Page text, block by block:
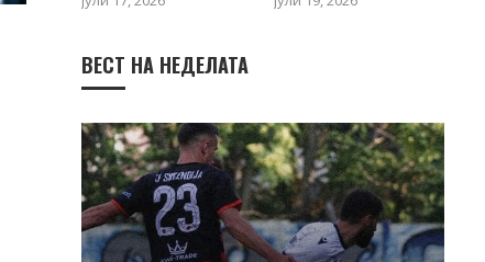
ВЕСТ НА НЕДЕЛАТА